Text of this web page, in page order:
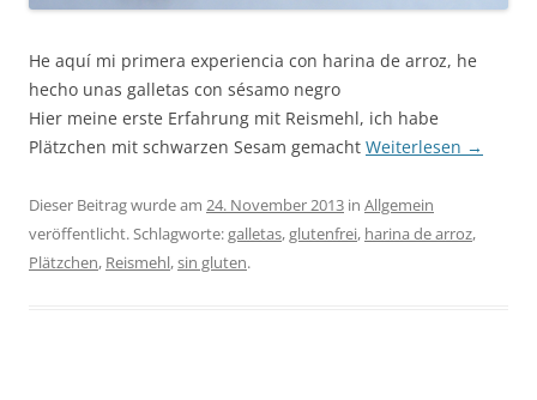
He aquí mi primera experiencia con harina de arroz, he
hecho unas galletas con sésamo negro
Hier meine erste Erfahrung mit Reismehl, ich habe
Plätzchen mit schwarzen Sesam gemacht Weiterlesen →
Dieser Beitrag wurde am 24. November 2013 in Allgemein
veröffentlicht. Schlagworte:galletas,glutenfrei, harina de arroz,
Plätzchen, Reismehl,sin gluten.